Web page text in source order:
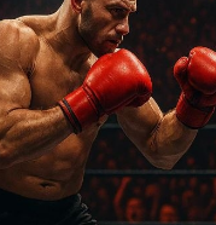
Новости ММА
«Меня можно
даже просто
Белал
религиозную